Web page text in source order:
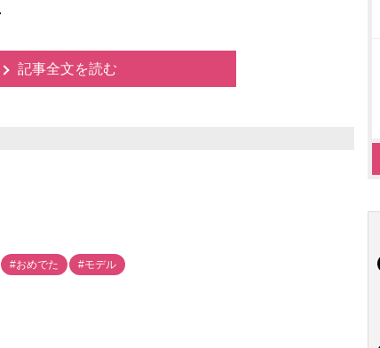
記事全文を読む
#おめでた #モデル